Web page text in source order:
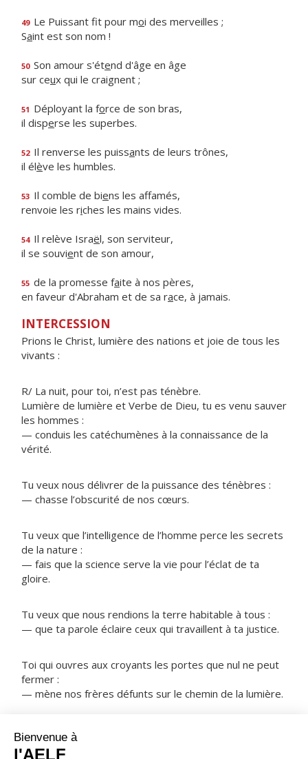
49 Le Puissant fit pour moi des merveilles ;
Saint est son nom !
50 Son amour s'étend d'âge en âge
sur ceux qui le craignent ;
51 Déployant la force de son bras,
il disperse les superbes.
52 Il renverse les puissants de leurs trônes,
il élève les humbles.
53 Il comble de biens les affamés,
renvoie les riches les mains vides.
54 Il relève Israël, son serviteur,
il se souvient de son amour,
55 de la promesse faite à nos pères,
en faveur d'Abraham et de sa race, à jamais.
INTERCESSION
Prions le Christ, lumière des nations et joie de tous les
vivants :
R/ La nuit, pour toi, n’est pas ténèbre.
Lumière de lumière et Verbe de Dieu, tu es venu sauver
les hommes :
— conduis les catéchumènes à la connaissance de la
vérité.
Tu veux nous délivrer de la puissance des ténèbres :
— chasse l’obscurité de nos cœurs.
Tu veux que l’intelligence de l’homme perce les secrets
de la nature :
— fais que la science serve la vie pour l’éclat de ta
gloire.
Tu veux que nous rendions la terre habitable à tous :
— que ta parole éclaire ceux qui travaillent à ta justice.
Toi qui ouvres aux croyants les portes que nul ne peut
fermer :
— mène nos frères défunts sur le chemin de la lumière.
NOTRE PÈRE